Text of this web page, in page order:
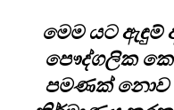
මෙම යට ඇඳුම්
පෞද්ගලික
පමණක් නොව